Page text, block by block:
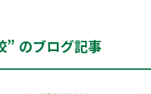
” のブログ記事